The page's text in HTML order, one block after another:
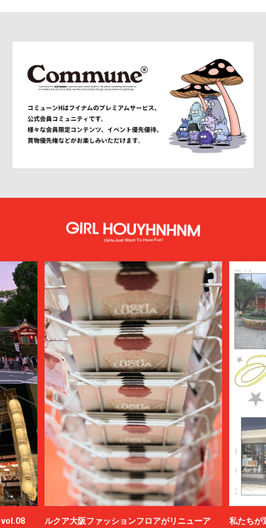
vol.08 ルクア大阪ファッションフロアがリニューア 私たちが